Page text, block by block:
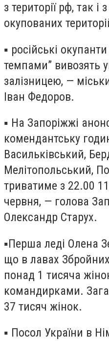
з території рф, так і
окупованих
▪️ російські
темпами” вивозять
залізницею, —
Іван Федоров.
▪️ На Запоріжжі
комендантську
Васильківський,
Мелітопольський,
триватиме з 22.00
червня, — голова
Олександр Старух.
▪️Перша леді Олена
що в лавах
понад 1 тисяча
командирками.
37 тисяч жінок.
▪️ Посол України в